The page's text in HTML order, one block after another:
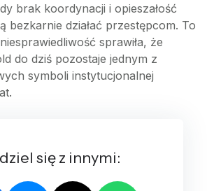
brak koordynacji i opieszałość
bezkarnie działać przestępcom. To
sprawiła, że
do dziś pozostaje jednym z
symboli instytucjonalnej
się z innymi: